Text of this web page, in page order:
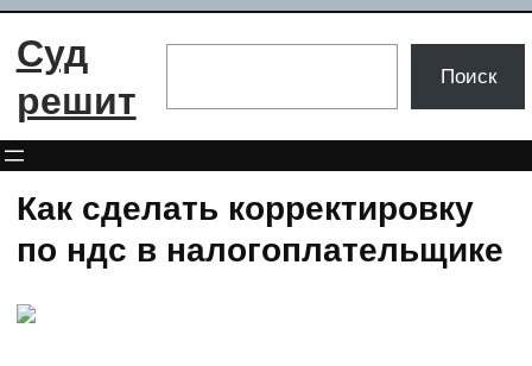
Перейти
Суд
решит
Поиск
Как сделать корректировку
по ндс в налогоплательщике